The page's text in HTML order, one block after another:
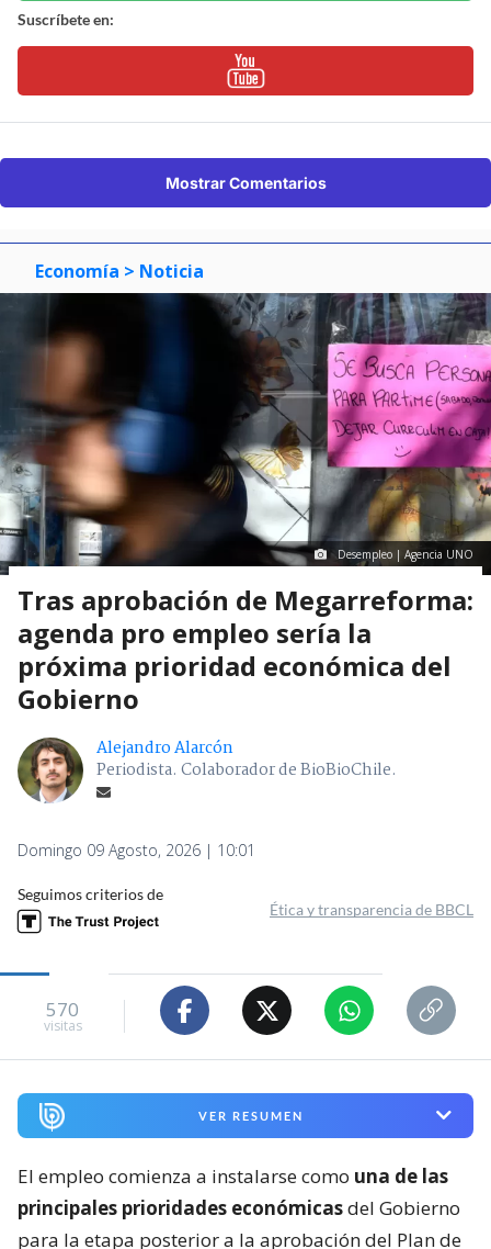
Suscríbete en:
Mostrar Comentarios
Economía > Noticia
Desempleo | Agencia UNO
Tras aprobación de Megarreforma:
agenda pro empleo sería la
próxima prioridad económica del
Gobierno
Alejandro Alarcón
Periodista. Colaborador de BioBioChile.
Domingo 09 Agosto, 2026 | 10:01
Seguimos criterios de
Ética y transparencia de BBCL
570
visitas
VER RESUMEN
El empleo comienza a instalarse como una de las
principales prioridades económicasdel Gobierno
para la etapa posterior a la aprobación del Plan de